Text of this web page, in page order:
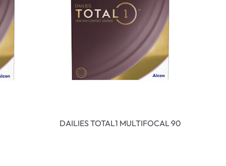
DAILIES TOTAL1 MULTIFOCAL 90